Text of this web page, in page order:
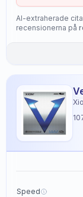
AI-extraherade
recensionerna på
Speed